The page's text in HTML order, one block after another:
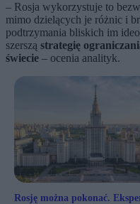
– Rosja wykorzystuje to
mimo dzielących je różnic i
podtrzymania bliskich im
szerszą strategię
świecie – ocenia analityk.
Rosję można pokonać.